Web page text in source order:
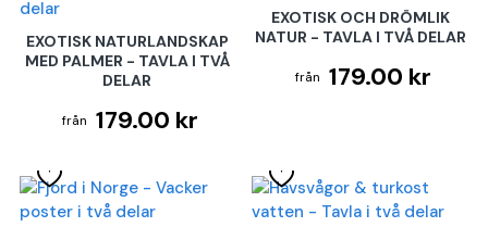
EXOTISK NATURLANDSKAP
MED PALMER - TAVLA I TVÅ
DELAR
179.00 kr
EXOTISK OCH DRÖMLIK
NATUR - TAVLA I TVÅ DELAR
179.00 kr